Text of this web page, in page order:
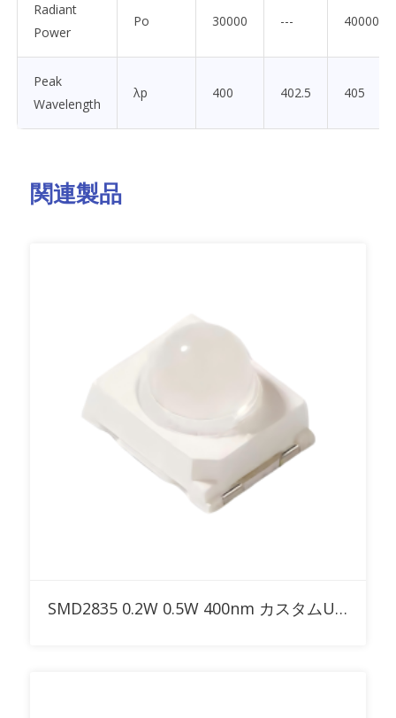
Radiant
Power
Po 30000 --- 40000
Peak
Wavelength
λp 400 402.5 405
関連製品
RFQに追加 SMD2835 0.2W 0.5W 400nm カスタムUV LED 30° 60° 90° ドームレンズ付き